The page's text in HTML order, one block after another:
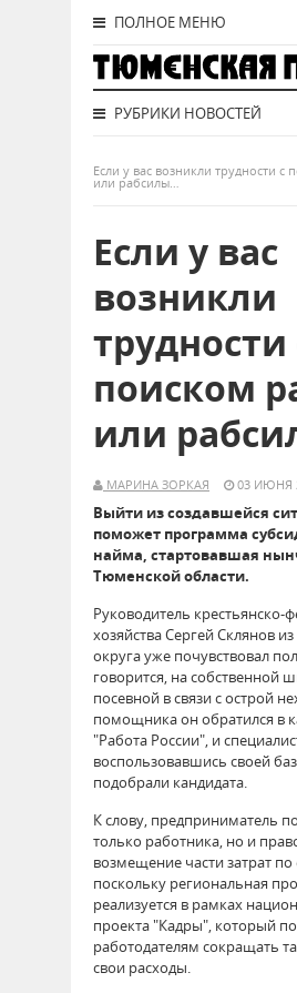
ПОЛНОЕ МЕНЮ
РУБРИКИ НОВОСТЕЙ
Если у вас возникли трудности с
или рабсилы…
Если у вас
возникли
трудности
поиском
или
МАРИНА ЗОРКАЯ 03 ИЮНЯ
Выйти из создавшейся
поможет программа
найма, стартовавшая
Тюменской области.
Руководитель крестьянско-
хозяйства Сергей Склянов
округа уже почувствовал
говорится, на собственной
посевной в связи с острой
помощника он обратился в
"Работа России", и
воспользовавшись своей
подобрали кандидата.
К слову, предприниматель
только работника, но и
возмещение части затрат по
поскольку региональная
реализуется в рамках
проекта "Кадры", который
работодателям сокращать
свои расходы.